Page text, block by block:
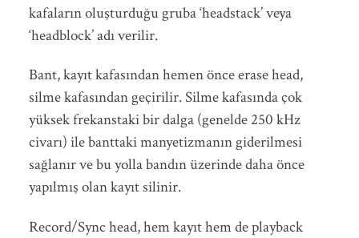
kafaların oluşturduğu gruba ‘headstack’ veya
‘headblock’ adı verilir.
Bant, kayıt kafasından hemen önce erase head,
silme kafasından geçirilir. Silme kafasında çok
yüksek frekanstaki bir dalga (genelde 250 kHz
civarı) ile banttaki manyetizmanın giderilmesi
sağlanır ve bu yolla bandın üzerinde daha önce
yapılmış olan kayıt silinir.
Record/Sync head, hem kayıt hem de playback